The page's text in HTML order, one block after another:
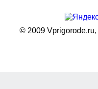
© 2009 Vprigorode.ru,